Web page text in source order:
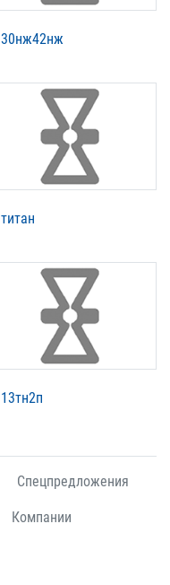
30нж42нж
титан
13тн2п
Спецпредложения
Компании